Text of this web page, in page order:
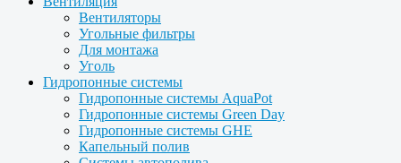
Вентиляторы
Угольные фильтры
Для монтажа
Уголь
Гидропонные системы
Гидропонные системы AquaPot
Гидропонные системы Green Day
Гидропонные системы GHE
Капельный полив